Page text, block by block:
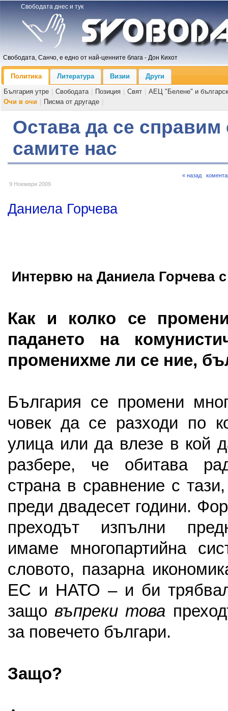
Свободата днес и тук
Свободата, Санчо, е едно от най-ценните блага - Дон Кихот
Политика Литература Визии
Други
България утре
Свободата Позиция Свят
АЕЦ "Белене" и
Очи в очи
Писма от другаде
Остава да се справим
самите нас
9 Ноември 2009
« назад
Даниела Горчева
Интервю на Даниела Горчева
Как и колко се
падането на
променихме ли се ние,
България се промени
човек да се разходи по
улица или да влезе в кой
разбере, че обитава
страна в сравнение с
преди двадесет години.
преходът изпълни
имаме многопартийна
словото, пазарна
ЕС и НАТО – и би
защовъпреки това
за повечето българи.
Защо?